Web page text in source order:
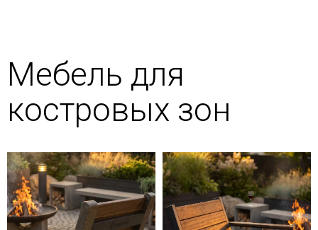
Мебель для
костровых зон